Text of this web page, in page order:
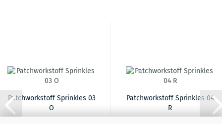
Patchworkstoff Sprinkles 03
O
Patchworkstoff Sprinkles 04
R